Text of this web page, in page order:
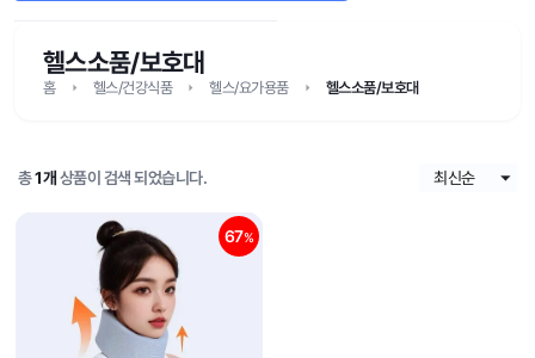
헬스소품/보호대
홈 헬스/건강식품 헬스/요가용품 헬스소품/보호대
총1개 상품이 검색 되었습니다.
67%